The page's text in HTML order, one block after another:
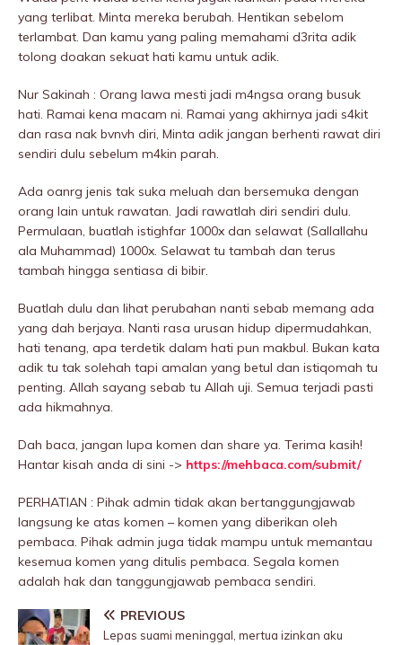
yang terlibat. Minta mereka berubah. Hentikan sebelom
terlambat. Dan kamu yang paling memahami d3rita adik
tolong doakan sekuat hati kamu untuk adik.
Nur Sakinah : Orang lawa mesti jadi m4ngsa orang busuk
hati. Ramai kena macam ni. Ramai yang akhirnya jadi s4kit
dan rasa nak bvnvh diri, Minta adik jangan berhenti rawat diri
sendiri dulu sebelum m4kin parah.
Ada oanrg jenis tak suka meluah dan bersemuka dengan
orang lain untuk rawatan. Jadi rawatlah diri sendiri dulu.
Permulaan, buatlah istighfar 1000x dan selawat (Sallallahu
ala Muhammad) 1000x. Selawat tu tambah dan terus
tambah hingga sentiasa di bibir.
Buatlah dulu dan lihat perubahan nanti sebab memang ada
yang dah berjaya. Nanti rasa urusan hidup dipermudahkan,
hati tenang, apa terdetik dalam hati pun makbul. Bukan kata
adik tu tak solehah tapi amalan yang betul dan istiqomah tu
penting. Allah sayang sebab tu Allah uji. Semua terjadi pasti
ada hikmahnya.
Dah baca, jangan lupa komen dan share ya. Terima kasih!
Hantar kisah anda di sini -> https://mehbaca.com/submit/
PERHATIAN : Pihak admin tidak akan bertanggungjawab
langsung ke atas komen – komen yang diberikan oleh
pembaca. Pihak admin juga tidak mampu untuk memantau
kesemua komen yang ditulis pembaca. Segala komen
adalah hak dan tanggungjawab pembaca sendiri.
PREVIOUS
Lepas suami meninggaI, mertua izinkan aku